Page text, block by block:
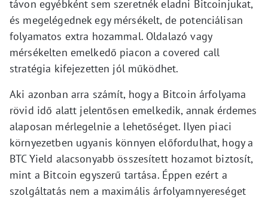
távon egyébként sem szeretnék eladni Bitcoinjukat,
és megelégednek egy mérsékelt, de potenciálisan
folyamatos extra hozammal. Oldalazó vagy
mérsékelten emelkedő piacon a covered call
stratégia kifejezetten jól működhet.
Aki azonban arra számít, hogy a Bitcoin árfolyama
rövid idő alatt jelentősen emelkedik, annak érdemes
alaposan mérlegelnie a lehetőséget. Ilyen piaci
környezetben ugyanis könnyen előfordulhat, hogy a
BTC Yield alacsonyabb összesített hozamot biztosít,
mint a Bitcoin egyszerű tartása. Éppen ezért a
szolgáltatás nem a maximális árfolyamnyereséget